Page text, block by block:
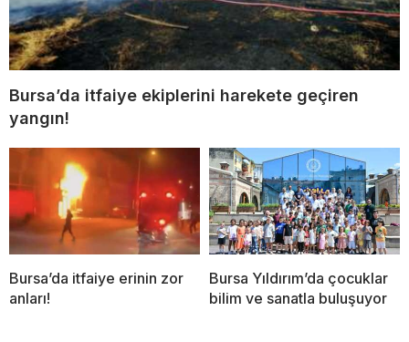
Bursa’da itfaiye ekiplerini harekete geçiren
yangın!
Bursa’da itfaiye erinin zor
anları!
Bursa Yıldırım’da çocuklar
bilim ve sanatla buluşuyor